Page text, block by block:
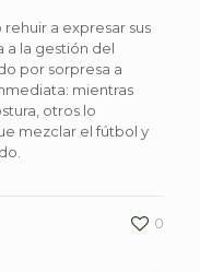
a expresar sus
a la gestión del
por sorpresa a
mientras
otros lo
mezclar el fútbol y
0